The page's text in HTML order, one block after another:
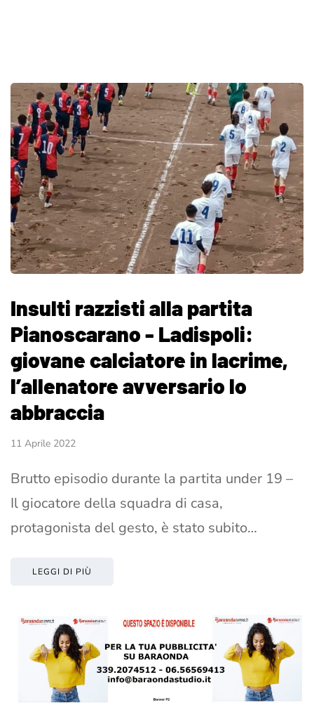
Insulti razzisti alla partita
Pianoscarano - Ladispoli:
giovane calciatore in lacrime,
l’allenatore avversario lo
abbraccia
11 Aprile 2022
Brutto episodio durante la partita under 19 –
Il giocatore della squadra di casa,
protagonista del gesto, è stato subito…
LEGGI DI PIÙ